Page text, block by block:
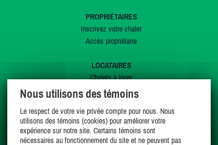
PROPRIÉTAIRES
Inscrivez votre chalet
Accès propriétaire
LOCATAIRES
Chalets à louer
Chalets à vendre
Offres spéciales
Mes favoris
Nous utilisons des témoins
Le respect de votre vie privée compte pour nous. Nous
utilisons des témoins (cookies) pour améliorer votre
expérience sur notre site. Certains témoins sont
nécessaires au fonctionnement du site et ne peuvent pas